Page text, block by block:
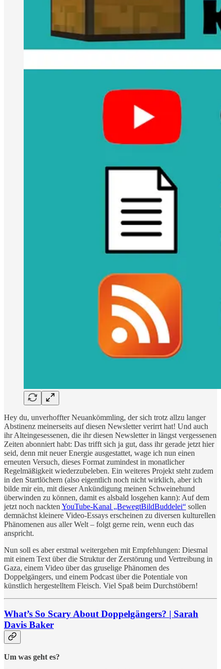
Hey du, unverhoffter Neuankömmling, der sich trotz allzu langer
Abstinenz meinerseits auf diesen Newsletter verirrt hat! Und auch
ihr Alteingesessenen, die ihr diesen Newsletter in längst vergessenen
Zeiten abonniert habt: Das trifft sich ja gut, dass ihr gerade jetzt hier
seid, denn mit neuer Energie ausgestattet, wage ich nun einen
erneuten Versuch, dieses Format zumindest in monatlicher
Regelmäßigkeit wiederzubeleben. Ein weiteres Projekt steht zudem
in den Startlöchern (also eigentlich noch nicht wirklich, aber ich
bilde mir ein, mit dieser Ankündigung meinen Schweinehund
überwinden zu können, damit es alsbald losgehen kann): Auf dem
jetzt noch nackten YouTube-Kanal „BewegtBildBuddelei“ sollen
demnächst kleinere Video-Essays erscheinen zu diversen kulturellen
Phänomenen aus aller Welt – folgt gerne rein, wenn euch das
anspricht.
Nun soll es aber erstmal weitergehen mit Empfehlungen: Diesmal
mit einem Text über die Struktur der Zerstörung und Vertreibung in
Gaza, einem Video über das gruselige Phänomen des
Doppelgängers, und einem Podcast über die Potentiale von
künstlich hergestelltem Fleisch. Viel Spaß beim Durchstöbern!
What’s So Scary About Doppelgängers? | Sarah
Davis Baker
Um was geht es?